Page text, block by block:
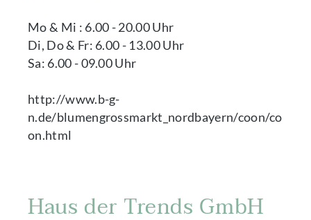
Mo & Mi : 6.00 - 20.00 Uhr
Di, Do & Fr: 6.00 - 13.00 Uhr
Sa: 6.00 - 09.00 Uhr
http://www.b-g-
n.de/blumengrossmarkt_nordbayern/coon/co
on.html
Haus der Trends GmbH